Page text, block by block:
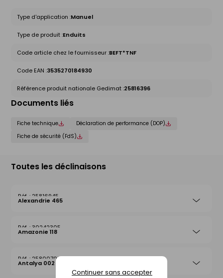
Continuer sans accepter
Type d'application :Manuel
Type de produit :Enduits
Code article chez le fournisseur :BEFT*TNF
Code EAN :3535270184930
Référence produit nationale Gedimat :25816396
Documents liés
Fiche technique
Déclaration de performance (DOP)
Fiche de sécurité (FdS)
Toutes les déclinaisons
25816945
Alexandrie 465
30242305
Amazonie 118
25800708
Antalya 002